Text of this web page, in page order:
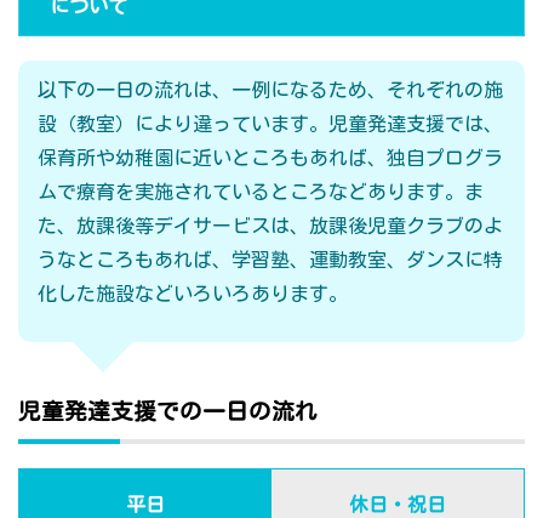
について
以下の一日の流れは、一例になるため、それぞれの施
設（教室）により違っています。児童発達支援では、
保育所や幼稚園に近いところもあれば、独自プログラ
ムで療育を実施されているところなどあります。ま
た、放課後等デイサービスは、放課後児童クラブのよ
うなところもあれば、学習塾、運動教室、ダンスに特
化した施設などいろいろあります。
児童発達支援での一日の流れ
平日 休日・祝日